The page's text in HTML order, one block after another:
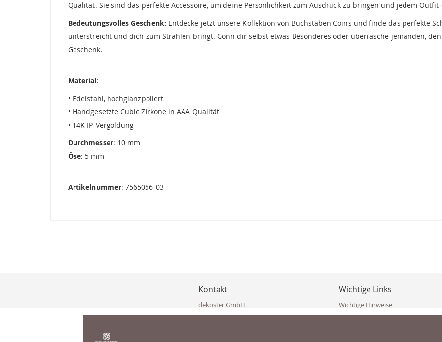
Qualität. Sie sind das perfekte Accessoire, um deine Persönlichkeit zum Ausdruck zu bringen und jedem Outfit
Bedeutungsvolles Geschenk: Entdecke jetzt unsere Kollektion von Buchstaben Coins und finde das perfekte
unterstreicht und dich zum Strahlen bringt. Gönn dir selbst etwas Besonderes oder überrasche jemanden,
Geschenk.
Material:
• Edelstahl, hochglanzpoliert
• Handgesetzte Cubic Zirkone in AAA Qualität
• 14K IP-Vergoldung
Durchmesser: 10 mm
Öse: 5 mm
Artikelnummer: 7565056-03
Kontakt
dekoster GmbH
Eisenkappler Str. 10
Wichtige Links
Wichtige Hinweise
Häufig gestellte Fragen (FAQ)